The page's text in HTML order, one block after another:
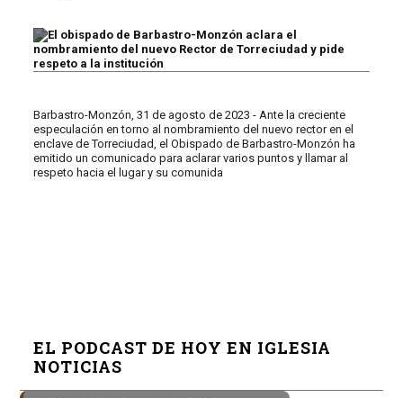
Barbastro-Monzón, 31 de agosto de 2023 - Ante la creciente
especulación en torno al nombramiento del nuevo rector en el
enclave de Torreciudad, el Obispado de Barbastro-Monzón ha
emitido un comunicado para aclarar varios puntos y llamar al
respeto hacia el lugar y su comunida
EL PODCAST DE HOY EN IGLESIA
NOTICIAS